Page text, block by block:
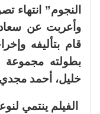
النجوم” انتهاء
وأعربت عن
قام بتأليفه
بطولته
خليل، أحمد
الفيلم ينتمي